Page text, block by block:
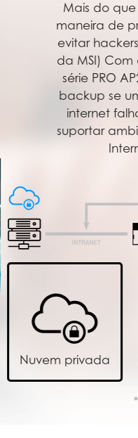
Mais do
maneira de
evitar
da MSI) Com
série PRO
backup se
internet
suportar
Nuvem privada